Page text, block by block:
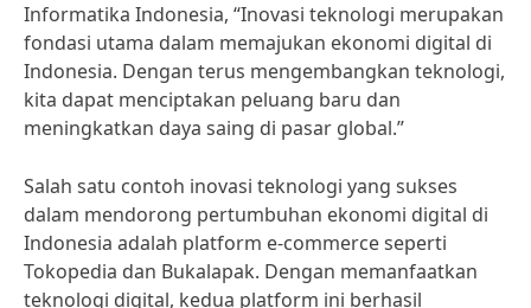
Informatika Indonesia, “Inovasi teknologi merupakan
fondasi utama dalam memajukan ekonomi digital di
Indonesia. Dengan terus mengembangkan teknologi,
kita dapat menciptakan peluang baru dan
meningkatkan daya saing di pasar global.”
Salah satu contoh inovasi teknologi yang sukses
dalam mendorong pertumbuhan ekonomi digital di
Indonesia adalah platform e-commerce seperti
Tokopedia dan Bukalapak. Dengan memanfaatkan
teknologi digital, kedua platform ini berhasil